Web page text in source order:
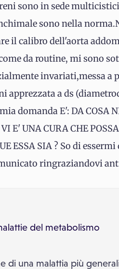
sono in sede
sono nella
il calibro dell'aorta
da routine, mi sono
invariati,messa
a ds
domanda E': DA COSA
E' UNA CURA CHE
ESSA SIA ? So di
ringraziandovi
del metabolismo
una malattia più